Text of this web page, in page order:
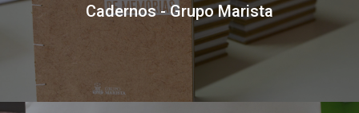
Cadernos - Grupo Marista